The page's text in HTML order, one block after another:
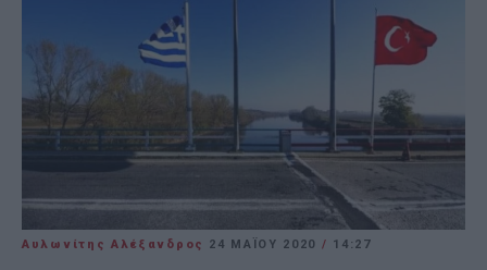
Αυλωνίτης Αλέξανδρος 24 ΜΑΪ́ΟΥ 2020 / 14:27